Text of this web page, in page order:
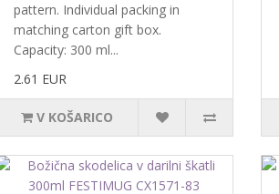
pattern. Individual packing in
matching carton gift box.
Capacity: 300 ml...
2.61 EUR
V KOŠARICO